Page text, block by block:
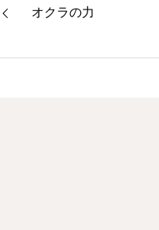
オクラの力